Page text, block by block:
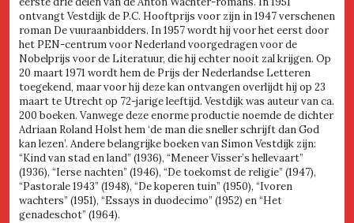
ontvangt Vestdijk de P.C. Hooftprijs voor zijn in 1947 verschenen
roman De vuuraanbidders. In 1957 wordt hij voor het eerst door
het PEN-centrum voor Nederland voorgedragen voor de
Nobelprijs voor de Literatuur, die hij echter nooit zal krijgen. Op
20 maart 1971 wordt hem de Prijs der Nederlandse Letteren
toegekend, maar voor hij deze kan ontvangen overlijdt hij op 23
maart te Utrecht op 72-jarige leeftijd. Vestdijk was auteur van ca.
200 boeken. Vanwege deze enorme productie noemde de dichter
Adriaan Roland Holst hem ‘de man die sneller schrijft dan God
kan lezen’. Andere belangrijke boeken van Simon Vestdijk zijn:
“Kind van stad en land” (1936), “Meneer Visser’s hellevaart”
(1936), “Ierse nachten” (1946), “De toekomst de religie” (1947),
“Pastorale 1943” (1948), “De koperen tuin” (1950), “Ivoren
wachters” (1951), “Essays in duodecimo” (1952) en “Het
genadeschot” (1964).